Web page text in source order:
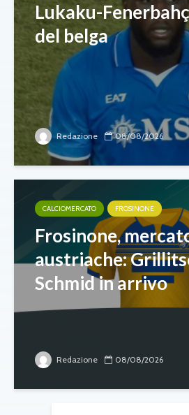
Lukaku-
del belga
Redazione 08/08/2026
CALCIOMERCATO FROSINONE
Frosinone,
austriache:
Schmid in arrivo
Redazione 08/08/2026